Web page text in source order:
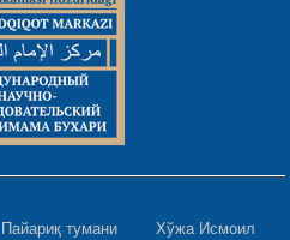
Пайариқ тумани Хўжа Исмоил